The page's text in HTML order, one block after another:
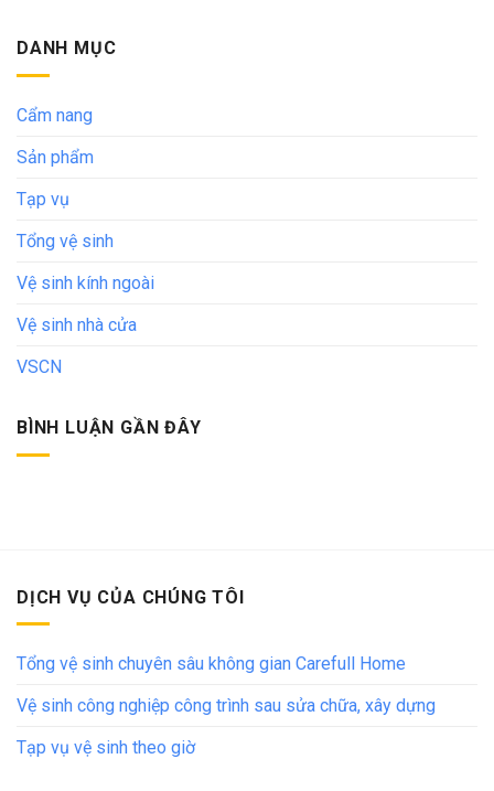
DANH MỤC
Cẩm nang
Sản phẩm
Tạp vụ
Tổng vệ sinh
Vệ sinh kính ngoài
Vệ sinh nhà cửa
VSCN
BÌNH LUẬN GẦN ĐÂY
DỊCH VỤ CỦA CHÚNG TÔI
Tổng vệ sinh chuyên sâu không gian Carefull Home
Vệ sinh công nghiệp công trình sau sửa chữa, xây dựng
Tạp vụ vệ sinh theo giờ